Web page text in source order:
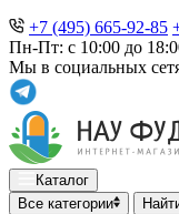
+7 (495) 665-92-85
Пн-Пт: с 10:00 до
Мы в социальных
Каталог
Все категории